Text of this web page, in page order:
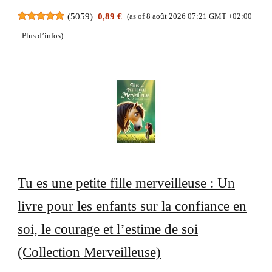
(5059) 0,89 € (as of 8 août 2026 07:21 GMT +02:00
- Plus d’infos)
Tu es une petite fille merveilleuse : Un
livre pour les enfants sur la confiance en
soi, le courage et l’estime de soi
(Collection Merveilleuse)